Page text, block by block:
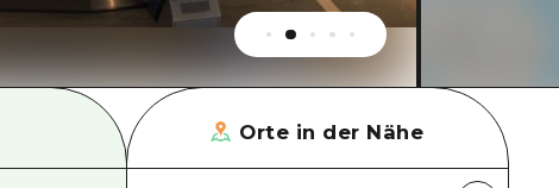
Orte in der Nähe